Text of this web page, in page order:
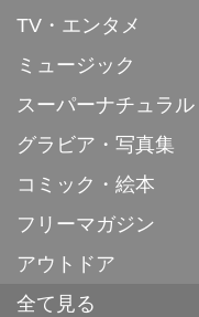
TV・エンタメ
ミュージック
スーパーナチュラル
グラビア・写真集
コミック・絵本
フリーマガジン
アウトドア
全て見る